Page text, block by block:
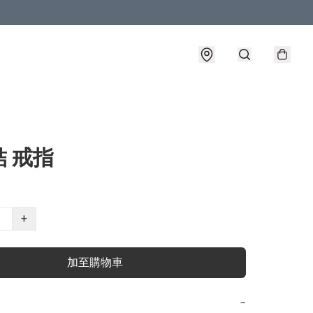
戒指
+
加至購物車
−